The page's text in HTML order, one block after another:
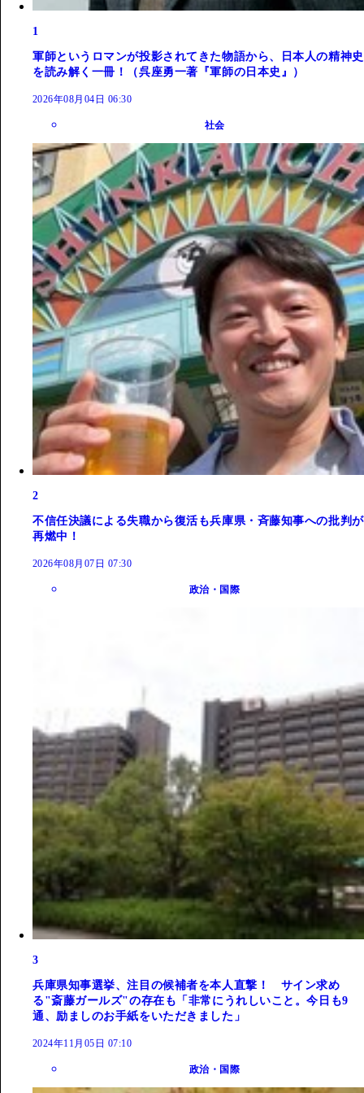
1
軍師というロマンが投影されてきた物語から、日本人の精神史
を読み解く一冊！（呉座勇一著『軍師の日本史』）
2026年08月04日 06:30
社会
2
不信任決議による失職から復活も兵庫県・斉藤知事への批判が
再燃中！
2026年08月07日 07:30
政治・国際
3
兵庫県知事選挙、注目の候補者を本人直撃！ サイン求め
る"斎藤ガールズ"の存在も「非常にうれしいこと。今日も9
通、励ましのお手紙をいただきました」
2024年11月05日 07:10
政治・国際